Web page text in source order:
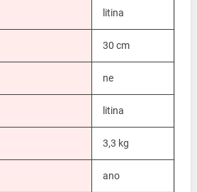
litina
30 cm
ne
litina
3,3 kg
ano